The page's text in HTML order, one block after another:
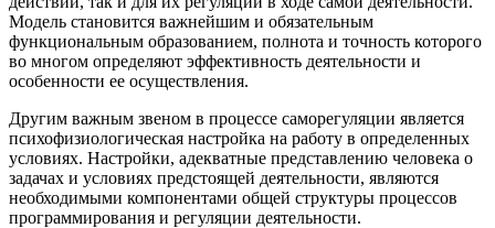
Модель становится важнейшим и обязательным
функциональным образованием, полнота и точность которого
во многом определяют эффективность деятельности и
особенности ее осуществления.
Другим важным звеном в процессе саморегуляции является
психофизиологическая настройка на работу в определенных
условиях. Настройки, адекватные представлению человека о
задачах и условиях предстоящей деятельности, являются
необходимыми компонентами общей структуры процессов
программирования и регуляции деятельности.